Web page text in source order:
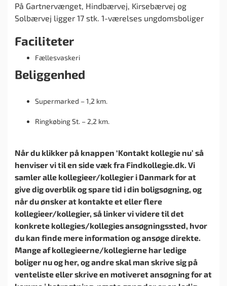
På Gartnervænget, Hindbærvej, Kirsebærvej og
Solbærvej ligger 17 stk. 1-værelses ungdomsboliger
Faciliteter
Fællesvaskeri
Beliggenhed
Supermarked – 1,2 km.
Ringkøbing St. – 2,2 km.
Når du klikker på knappen ‘Kontakt kollegie nu’ så
henviser vi til en side væk fra Findkollegie.dk. Vi
samler alle kollegieer/kollegier i Danmark for at
give dig overblik og spare tid i din boligsøgning, og
når du ønsker at kontakte et eller flere
kollegieer/kollegier, så linker vi videre til det
konkrete kollegies/kollegies ansøgningssted, hvor
du kan finde mere information og ansøge direkte.
Mange af kollegieerne/kollegierne har ledige
boliger nu og her, og andre skal man skrive sig på
venteliste eller skrive en motiveret ansøgning for at